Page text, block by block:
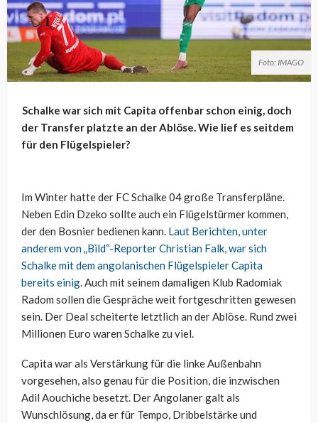
Foto: IMAGO
Schalke war sich mit Capita offenbar schon einig, doch
der Transfer platzte an der Ablöse. Wie lief es seitdem
für den Flügelspieler?
Im Winter hatte der FC Schalke 04 große Transferpläne.
Neben Edin Dzeko sollte auch ein Flügelstürmer kommen,
der den Bosnier bedienen kann. Laut Berichten, unter
anderem von „Bild“-Reporter Christian Falk, war sich
Schalke mit dem angolanischen Flügelspieler Capita
bereits einig.Auch mit seinem damaligen Klub Radomiak
Radom sollen die Gespräche weit fortgeschritten gewesen
sein. Der Deal scheiterte letztlich an der Ablöse. Rund zwei
Millionen Euro waren Schalke zu viel.
Capita war als Verstärkung für die linke Außenbahn
vorgesehen, also genau für die Position, die inzwischen
Adil Aouchiche besetzt. Der Angolaner galt als
Wunschlösung, da er für Tempo, Dribbelstärke und